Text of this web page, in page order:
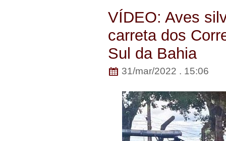
VÍDEO: Aves
carreta dos
Sul da Bahia
31/mar/2022 . 15:06